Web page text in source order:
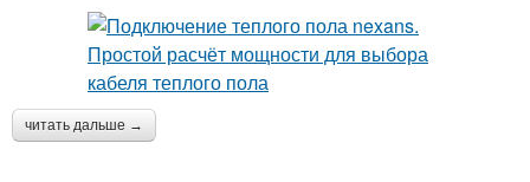
читать дальше →